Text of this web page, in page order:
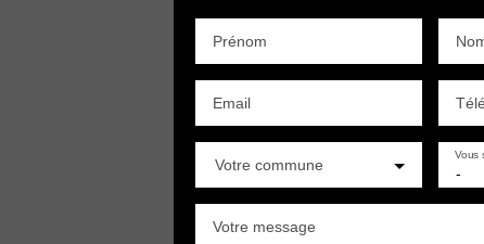
Prénom
Email
Votre commune -
Vous
Votre message